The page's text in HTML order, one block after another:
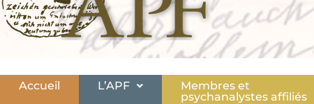
Accueil L’APF
Membres et
psychanalystes affiliés